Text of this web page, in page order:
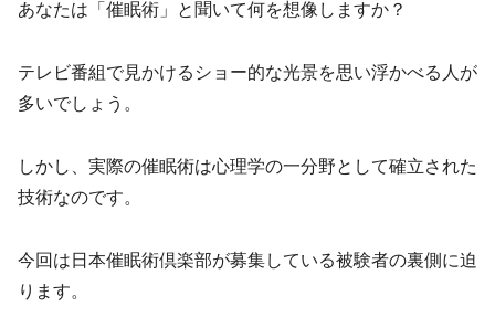
あなたは「催眠術」と聞いて何を想像しますか？
テレビ番組で見かけるショー的な光景を思い浮かべる人が
多いでしょう。
しかし、実際の催眠術は心理学の一分野として確立された
技術なのです。
今回は日本催眠術倶楽部が募集している被験者の裏側に迫
ります。